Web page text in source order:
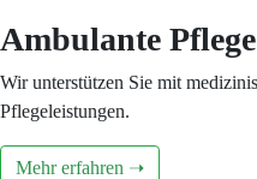
Ambulante Pflege
Wir unterstützen Sie mit
Pflegeleistungen.
Mehr erfahren ➝